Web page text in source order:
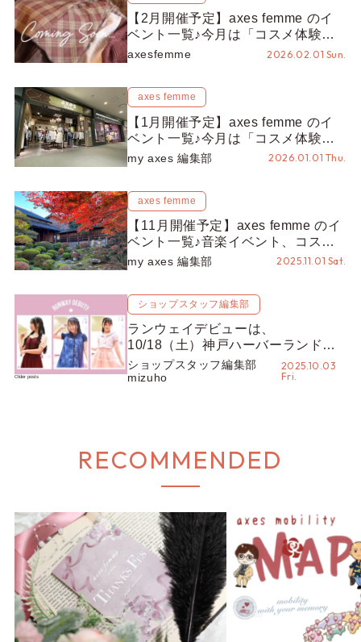
【2月開催予定】axes femme のイ
ベント一覧♪今月は「コスメ体験
会」を大開催！リメイクブランド・
axesfemme 2026.02.01 Sun.
axes femme
【1月開催予定】axes femme のイ
ベント一覧♪今月は「コスメ体験
会」を大開催！リメイクブランド・
my axes 編集部 2026.01.01 Thu.
axes femme
【11月開催予定】axes femme のイ
ベント一覧♪音楽イベント、コスメ
体験会、mobility、ファッションシ
my axes 編集部 2025.11.01 Sat.
ショップスタッフ編集部
ランウェイデビューは、
10/18（土）神戸ハーバーランド
umieがおすすめ！ 「大きなステー
ジは緊張しちゃう…」そんなキッズ
ショップスタッフ編集部
mizuho
2025.10.03
Fri.
Posts
navigation
Older posts
RECOMMENDED